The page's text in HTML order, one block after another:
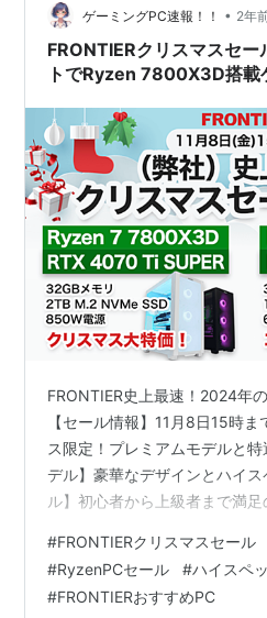
空冷ファン＋水冷ラジエータ
ゲーミングPC速報！！ • 2年
FRONTIERクリスマスセ
トでRyzen 7800X3D搭載
FRONTIER史上最速！2024年
【セール情報】11月8日15時
ス限定！プレミアムモデルと
デル】豪華なデザインとハイ
ル】初心者から上級者まで満
が登場 【FRONTIERの安心ポ
サポート まとめ：FRONTIER
PCを手に入れよう FRONTIER
#FRONTIERクリスマスセール
#RyzenPCセール #ハイスペ
#FRONTIERおすすめPC